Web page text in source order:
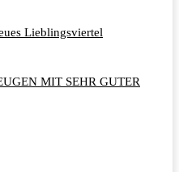
Lieblingsviertel
MIT SEHR GUTER